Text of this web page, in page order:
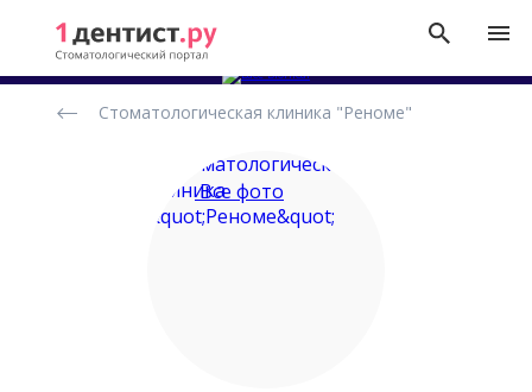
стоматологических
Стоматологическая клиника "Реноме"
Все фото